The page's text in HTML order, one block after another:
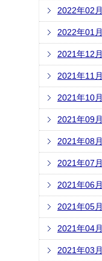
2022年02月
2022年01月
2021年12月
2021年11月
2021年10月
2021年09月
2021年08月
2021年07月
2021年06月
2021年05月
2021年04月
2021年03月